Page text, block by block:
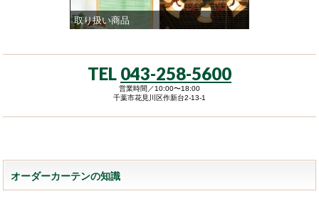
取り扱い商品
TEL 043-258-5600
営業時間／10:00〜18:00
千葉市花見川区作新台2-13-1
オーダーカーテンの知識